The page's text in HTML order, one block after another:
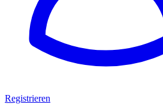
Registrieren